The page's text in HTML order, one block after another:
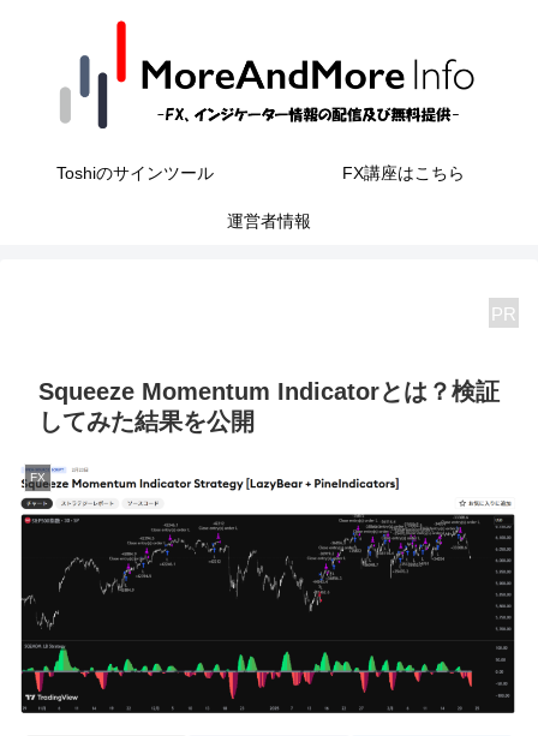
Toshiのサインツール FX講座はこちら
運営者情報
PR
Squeeze Momentum Indicatorとは？検証
してみた結果を公開
FX